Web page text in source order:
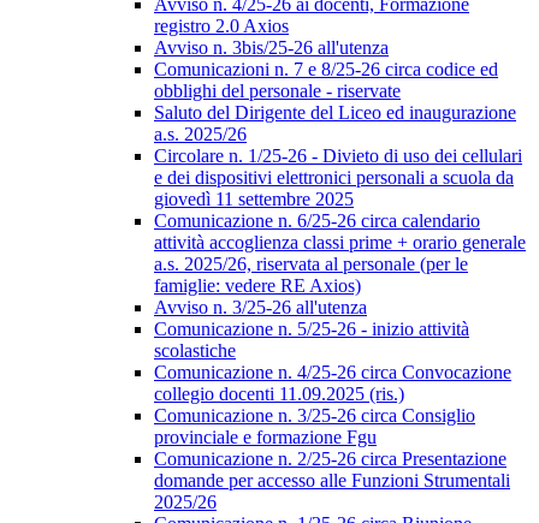
Avviso n. 4/25-26 ai docenti, Formazione
registro 2.0 Axios
Avviso n. 3bis/25-26 all'utenza
Comunicazioni n. 7 e 8/25-26 circa codice ed
obblighi del personale - riservate
Saluto del Dirigente del Liceo ed inaugurazione
a.s. 2025/26
Circolare n. 1/25-26 - Divieto di uso dei cellulari
e dei dispositivi elettronici personali a scuola da
giovedì 11 settembre 2025
Comunicazione n. 6/25-26 circa calendario
attività accoglienza classi prime + orario generale
a.s. 2025/26, riservata al personale (per le
famiglie: vedere RE Axios)
Avviso n. 3/25-26 all'utenza
Comunicazione n. 5/25-26 - inizio attività
scolastiche
Comunicazione n. 4/25-26 circa Convocazione
collegio docenti 11.09.2025 (ris.)
Comunicazione n. 3/25-26 circa Consiglio
provinciale e formazione Fgu
Comunicazione n. 2/25-26 circa Presentazione
domande per accesso alle Funzioni Strumentali
2025/26